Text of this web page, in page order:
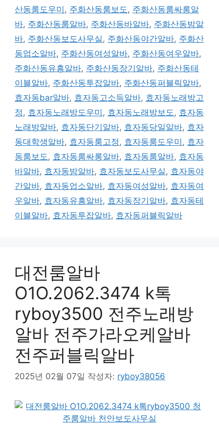
산동룸도우미 , 주화산동룸보도 , 주화산동룸싸롱알
바, 주화산동룸알바, 주화산동바알바, 주화산동밤알
바, 주화산동보도사무실 , 주화산동야간알바, 주화산
동업소알바, 주화산동여성알바, 주화산동여우알바,
주화산동유흥알바, 주화산동장기알바, 주화산동테
이블알바, 주화산동투잡알바, 주화산동퍼블릭알바,
효자동bar알바, 효자동고소득알바, 효자동노래방고
정 , 효자동노래방도우미 , 효자동노래방보도 , 효자동
노래방알바, 효자동단기알바, 효자동당일알바, 효자
동대학생알바, 효자동룸고정 , 효자동룸도우미 , 효자
동룸보도 , 효자동룸싸롱알바, 효자동룸알바, 효자동
바알바, 효자동밤알바, 효자동보도사무실 , 효자동야
간알바, 효자동업소알바, 효자동여성알바, 효자동여
우알바, 효자동유흥알바, 효자동장기알바, 효자동테
이블알바, 효자동투잡알바, 효자동퍼블릭알바
대전룸알바
O1O.2062.3474 k톡
ryboy3500 전주노래방
알바 전주가라오케알바
전주퍼블릭알바
2025년 02월 07일 작성자: ryboy38056